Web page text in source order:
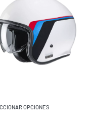
OPCIONES